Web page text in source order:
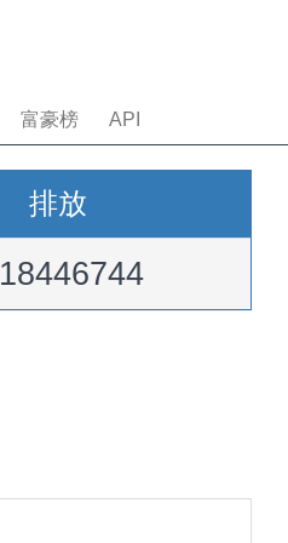
富豪榜 API
排放
18446744